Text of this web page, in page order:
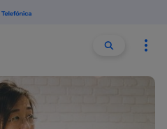
Buscar